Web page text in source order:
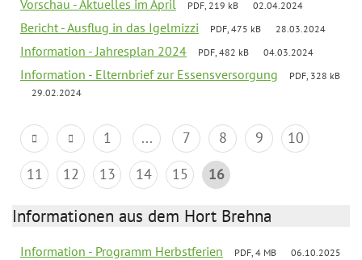
Vorschau - Aktuelles im April PDF, 219 kB 02.04.2024
Bericht - Ausflug in das Igelmizzi PDF, 475 kB 28.03.2024
Information - Jahresplan 2024 PDF, 482 kB 04.03.2024
Information - Elternbrief zur Essensversorgung
PDF, 328 kB
29.02.2024
1 ... 7 8 9
10
11
12 13 14 15 16
Informationen aus dem Hort Brehna
Information - Programm Herbstferien PDF, 4 MB 06.10.2025